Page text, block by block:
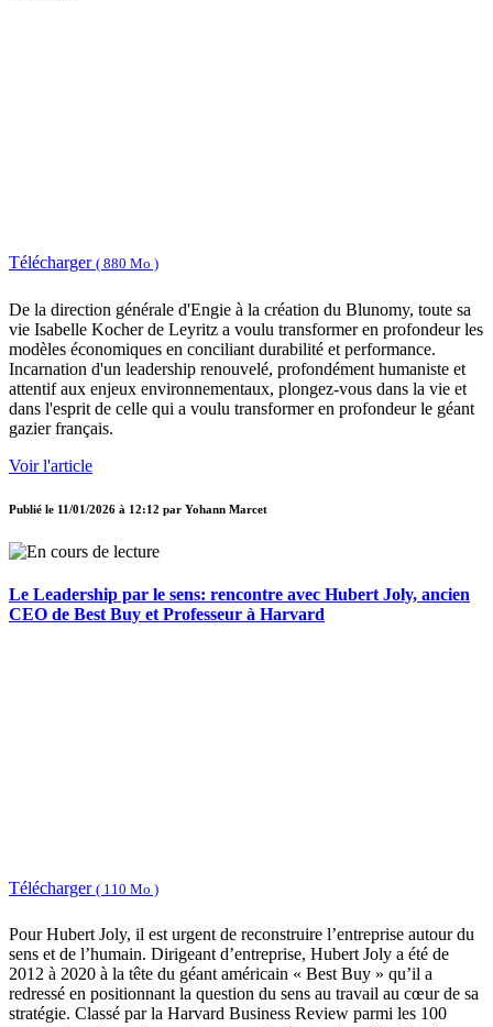
Télécharger ( 880 Mo )
De la direction générale d'Engie à la création du Blunomy, toute sa
vie Isabelle Kocher de Leyritz a voulu transformer en profondeur les
modèles économiques en conciliant durabilité et performance.
Incarnation d'un leadership renouvelé, profondément humaniste et
attentif aux enjeux environnementaux, plongez-vous dans la vie et
dans l'esprit de celle qui a voulu transformer en profondeur le géant
gazier français.
Voir l'article
Publié le 11/01/2026 à 12:12 par Yohann Marcet
Le Leadership par le sens: rencontre avec Hubert Joly, ancien
CEO de Best Buy et Professeur à Harvard
Télécharger ( 110 Mo )
Pour Hubert Joly, il est urgent de reconstruire l’entreprise autour du
sens et de l’humain. Dirigeant d’entreprise, Hubert Joly a été de
2012 à 2020 à la tête du géant américain « Best Buy » qu’il a
redressé en positionnant la question du sens au travail au cœur de sa
stratégie. Classé par la Harvard Business Review parmi les 100